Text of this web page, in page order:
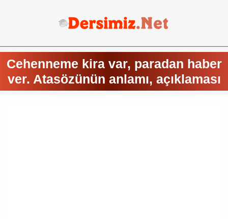
Cehenneme kira var, paradan haber
ver. Atasözünün anlamı, açıklaması